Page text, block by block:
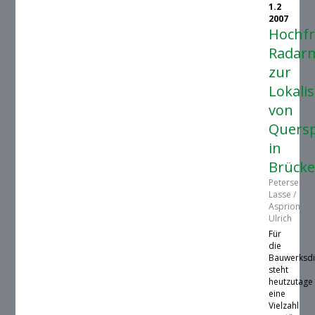
1.2
2007
zur
von
in
Petersen,
Lasse /
Asprion,
Ulrich
Für
die
steht
heutzutage
eine
Vielzahl